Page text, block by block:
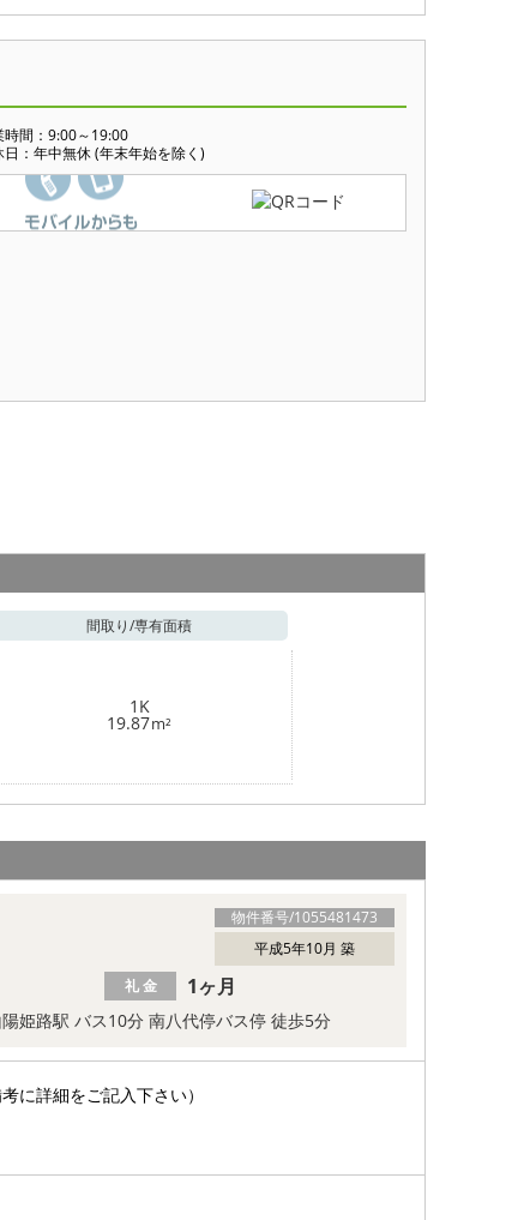
時間：9:00～19:00
日：年中無休 (年末年始を除く)
間取り/専有面積
1K
19.87m²
物件番号/1055481473
平成5年10月 築
姫路駅 バス10分 南八代停バス停 徒歩5分
礼 金 1ヶ月
に詳細をご記入下さい）